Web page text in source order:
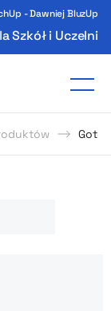
- Dawniej BluzUp
Szkół i Uczelni
gadżety